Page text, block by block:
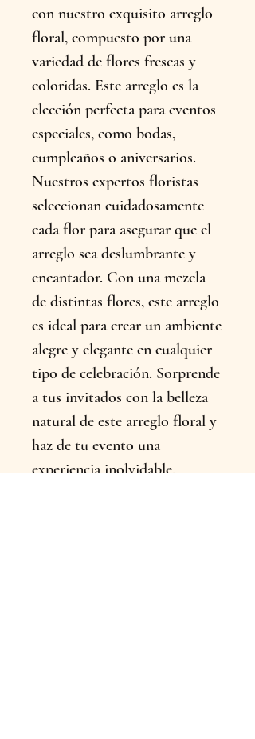
con nuestro exquisito arreglo
floral, compuesto por una
variedad de flores frescas y
coloridas. Este arreglo es la
elección perfecta para eventos
especiales, como bodas,
cumpleaños o aniversarios.
Nuestros expertos floristas
seleccionan cuidadosamente
cada flor para asegurar que el
arreglo sea deslumbrante y
encantador. Con una mezcla
de distintas flores, este arreglo
es ideal para crear un ambiente
alegre y elegante en cualquier
tipo de celebración. Sorprende
a tus invitados con la belleza
natural de este arreglo floral y
haz de tu evento una
experiencia inolvidable.